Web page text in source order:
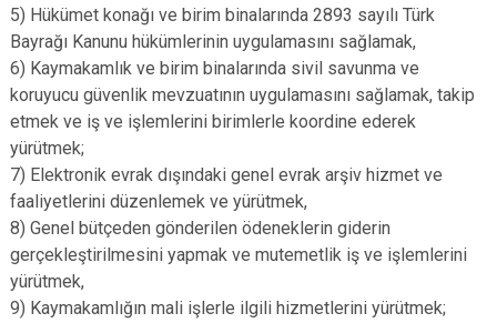
5) Hükümet konağı ve birim binalarında 2893 sayılı Türk
Bayrağı Kanunu hükümlerinin uygulamasını sağlamak,
6) Kaymakamlık ve birim binalarında sivil savunma ve
koruyucu güvenlik mevzuatının uygulamasını sağlamak, takip
etmek ve iş ve işlemlerini birimlerle koordine ederek
yürütmek;
7) Elektronik evrak dışındaki genel evrak arşiv hizmet ve
faaliyetlerini düzenlemek ve yürütmek,
8) Genel bütçeden gönderilen ödeneklerin giderin
gerçekleştirilmesini yapmak ve mutemetlik iş ve işlemlerini
yürütmek,
9) Kaymakamlığın mali işlerle ilgili hizmetlerini yürütmek;